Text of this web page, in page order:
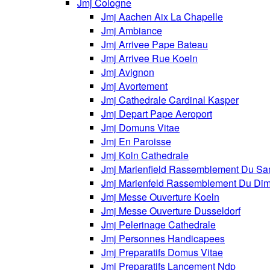
Jmj Cologne
Jmj Aachen Aix La Chapelle
Jmj Ambiance
Jmj Arrivee Pape Bateau
Jmj Arrivee Rue Koeln
Jmj Avignon
Jmj Avortement
Jmj Cathedrale Cardinal Kasper
Jmj Depart Pape Aeroport
Jmj Domuns Vitae
Jmj En Paroisse
Jmj Koln Cathedrale
Jmj Marienfield Rassemblement Du
Jmj Marienfeld Rassemblement Du
Jmj Messe Ouverture Koeln
Jmj Messe Ouverture Dusseldorf
Jmj Pelerinage Cathedrale
Jmj Personnes Handicapees
Jmj Preparatifs Domus Vitae
Jmj Preparatifs Lancement Ndp